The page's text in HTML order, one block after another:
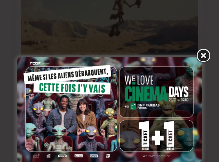
« Coyote vs. Acme », le film maudit de Hollywood a
enfin une date de sortie !
4 jours ago